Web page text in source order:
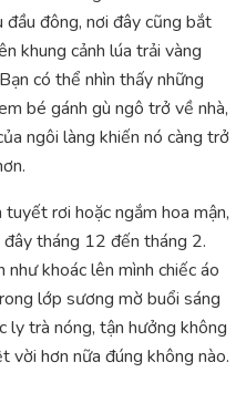
đông, nơi đây cũng bắt
khung cảnh lúa trải vàng
có thể nhìn thấy những
bé gánh gù ngô trở về nhà,
ngôi làng khiến nó càng trở
rơi hoặc ngắm hoa mận,
tháng 12 đến tháng 2.
như khoác lên mình chiếc áo
lớp sương mờ buổi sáng
ly trà nóng, tận hưởng không
vời hơn nữa đúng không nào.